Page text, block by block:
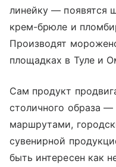
линейку — появятся
крем-брюле и
Производят
площадках в Туле и
Сам продукт
столичного образа
маршрутами,
сувенирной
быть интересен как